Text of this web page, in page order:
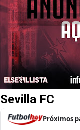
Sevilla FC